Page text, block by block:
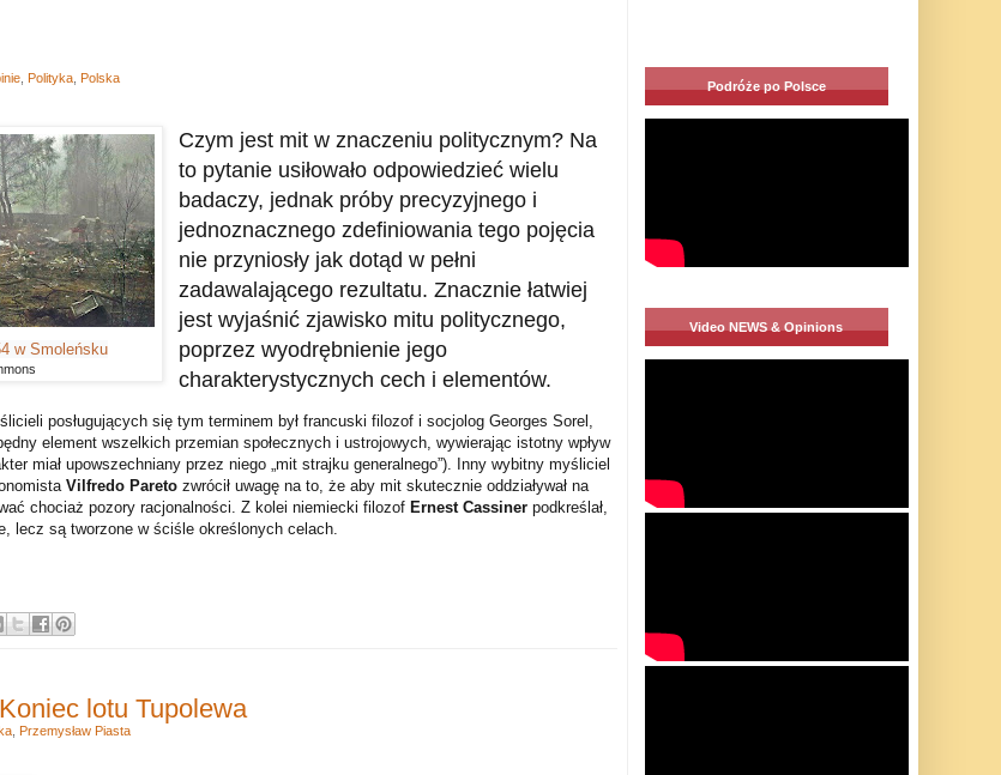
w Smoleńsku
Czym jest mit w znaczeniu politycznym? Na
to pytanie usiłowało odpowiedzieć wielu
badaczy, jednak próby precyzyjnego i
jednoznacznego zdefiniowania tego pojęcia
nie przyniosły jak dotąd w pełni
zadawalającego rezultatu. Znacznie łatwiej
jest wyjaśnić zjawisko mitu politycznego,
poprzez wyodrębnienie jego
charakterystycznych cech i elementów.
posługujących się tym terminem był francuski filozof i socjolog Georges Sorel,
element wszelkich przemian społecznych i ustrojowych, wywierając istotny wpływ
miał upowszechniany przez niego „mit strajku generalnego”). Inny wybitny myśliciel
Vilfredo Paretozwrócił uwagę na to, że aby mit skutecznie oddziaływał na
chociaż pozory racjonalności. Z kolei niemiecki filozof Ernest Cassinerpodkreślał,
lecz są tworzone w ściśle określonych celach.
, Polityka, Polska
lotu Tupolewa
, Przemysław Piasta
Podróże po Polsce
Video NEWS & Opinions